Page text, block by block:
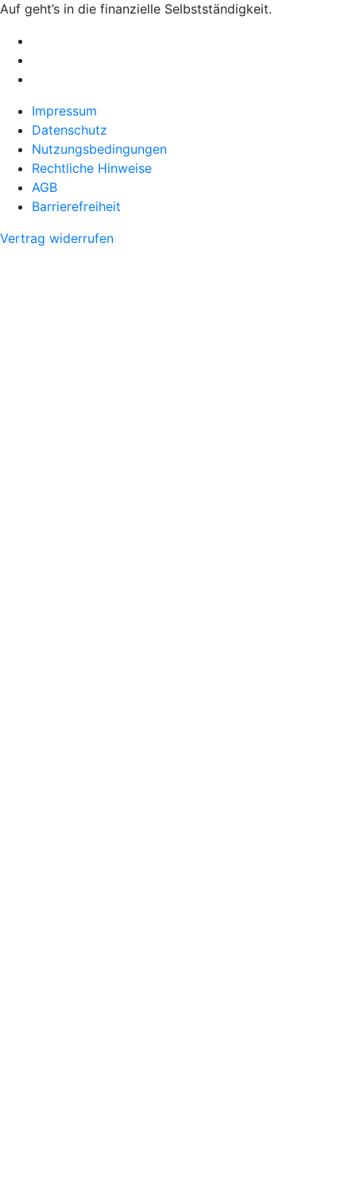
Auf geht’s in die finanzielle Selbstständigkeit.
Impressum
Datenschutz
Nutzungsbedingungen
Rechtliche Hinweise
AGB
Barrierefreiheit
Vertrag widerrufen